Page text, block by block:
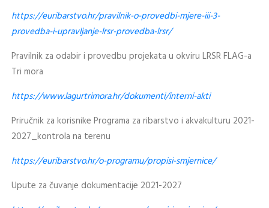
https://euribarstvo.hr/pravilnik-o-provedbi-mjere-iii-3-
provedba-i-upravljanje-lrsr-provedba-lrsr/
Pravilnik za odabir i provedbu projekata u okviru LRSR FLAG-a
Tri mora
https://www.lagurtrimora.hr/dokumenti/interni-akti
Priručnik za korisnike Programa za ribarstvo i akvakulturu 2021-
2027_kontrola na terenu
https://euribarstvo.hr/o-programu/propisi-smjernice/
Upute za čuvanje dokumentacije 2021-2027